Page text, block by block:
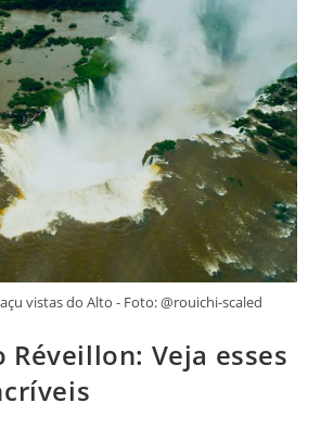
vistas do Alto - Foto: @rouichi-scaled
Réveillon: Veja esses